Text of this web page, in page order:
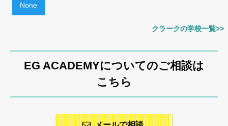
None
クラークの学校一覧>>
EG ACADEMYについてのご相談は
こちら